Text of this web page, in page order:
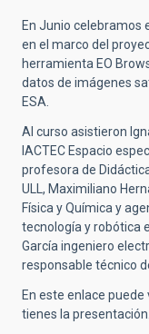
En Junio
en el marco del
herramienta EO
datos de imágenes
ESA.
Al curso asistieron
IACTEC Espacio
profesora de
ULL, Maximiliano
Física y Química y
tecnología y robótica
García ingeniero
responsable técnico
En este enlace puede
tienes la presentación.